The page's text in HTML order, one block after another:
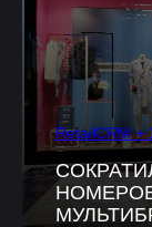
RetailCRM +